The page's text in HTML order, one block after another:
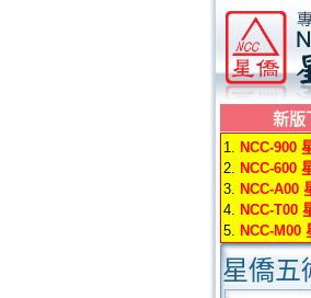
新版
1. NCC-900
2. NCC-600
3. NCC-A00
4. NCC-T00
5. NCC-M00
星僑五